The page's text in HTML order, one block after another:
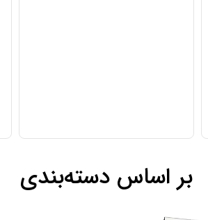
بر اساس دسته‌بندی